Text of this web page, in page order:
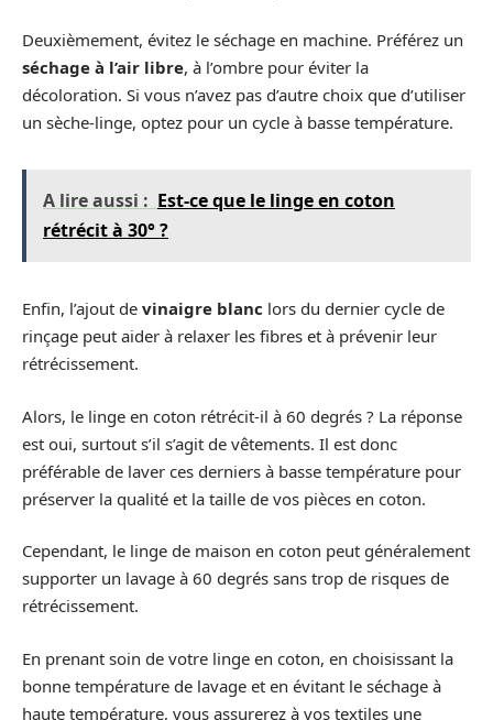
Deuxièmement, évitez le séchage en machine. Préférez un
séchage à l’air libre, à l’ombre pour éviter la
décoloration. Si vous n’avez pas d’autre choix que d’utiliser
un sèche-linge, optez pour un cycle à basse température.
A lire aussi : Est-ce que le linge en coton
rétrécit à 30° ?
Enfin, l’ajout de vinaigre blanc lors du dernier cycle de
rinçage peut aider à relaxer les fibres et à prévenir leur
rétrécissement.
Alors, le linge en coton rétrécit-il à 60 degrés ? La réponse
est oui, surtout s’il s’agit de vêtements. Il est donc
préférable de laver ces derniers à basse température pour
préserver la qualité et la taille de vos pièces en coton.
Cependant, le linge de maison en coton peut généralement
supporter un lavage à 60 degrés sans trop de risques de
rétrécissement.
En prenant soin de votre linge en coton, en choisissant la
bonne température de lavage et en évitant le séchage à
haute température, vous assurerez à vos textiles une